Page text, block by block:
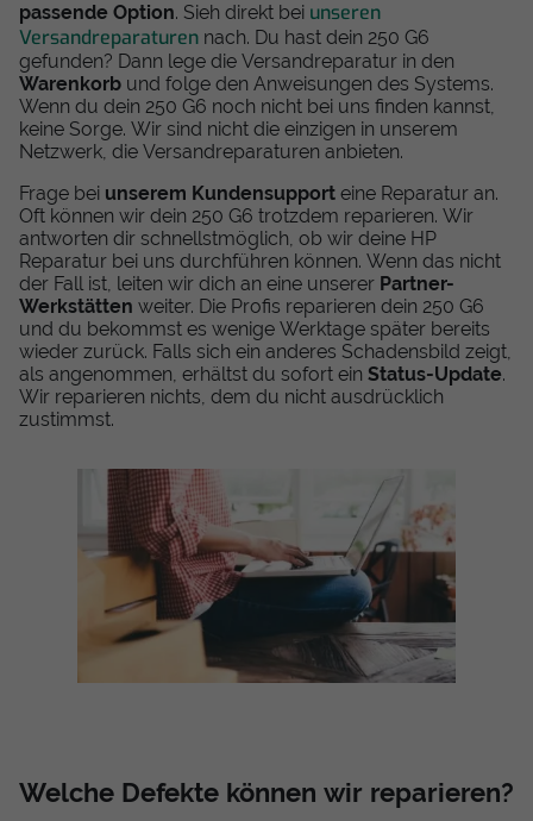
passende Option. Sieh direkt bei unseren
Versandreparaturen nach. Du hast dein 250 G6
gefunden? Dann lege die Versandreparatur in den
Warenkorb und folge den Anweisungen des Systems.
Wenn du dein 250 G6 noch nicht bei uns finden kannst,
keine Sorge. Wir sind nicht die einzigen in unserem
Netzwerk, die Versandreparaturen anbieten.
Frage bei unserem Kundensupport eine Reparatur an.
Oft können wir dein 250 G6 trotzdem reparieren. Wir
antworten dir schnellstmöglich, ob wir deine HP
Reparatur bei uns durchführen können. Wenn das nicht
der Fall ist, leiten wir dich an eine unserer Partner-
Werkstätten weiter. Die Profis reparieren dein 250 G6
und du bekommst es wenige Werktage später bereits
wieder zurück. Falls sich ein anderes Schadensbild zeigt,
als angenommen, erhältst du sofort ein Status-Update.
Wir reparieren nichts, dem du nicht ausdrücklich
zustimmst.
Welche Defekte können wir reparieren?